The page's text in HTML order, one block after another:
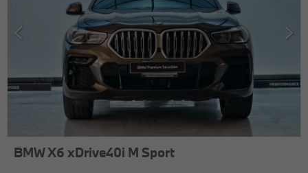
BMW X6 xDrive40i M Sport